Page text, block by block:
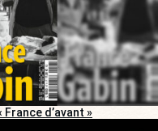
France d’avant »